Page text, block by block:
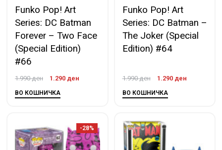
Funko Pop! Art
Series: DC Batman
Forever – Two Face
(Special Edition)
#66
1.990ден 1.290 ден
ВО КОШНИЧКА
Funko Pop! Art
Series: DC Batman –
The Joker (Special
Edition) #64
1.990ден 1.290 ден
ВО КОШНИЧКА
-28%